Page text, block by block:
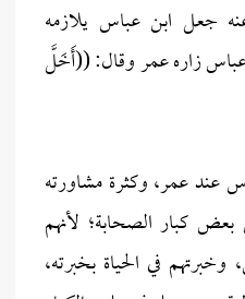
جعل ابن عباس يلازمه
زاره عمر وقال: ((أَخَلَّ
عند عمر، وكثرة مشاورته
كبار الصحابة؛ لأنهم
في الحياة بخبرته،